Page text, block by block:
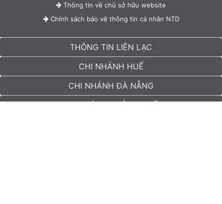
Thông tin về chủ sở hữu website
Chính sách bảo vệ thông tin cá nhân NTD
THÔNG TIN LIÊN LẠC
CHI NHÁNH HUẾ
CHI NHÁNH ĐÀ NẴNG